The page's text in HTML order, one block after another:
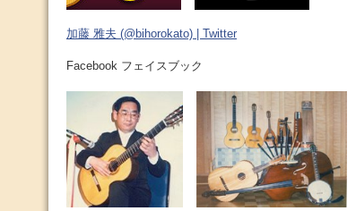
加藤 雅夫 (@bihorokato) | Twitter
Facebook フェイスブック